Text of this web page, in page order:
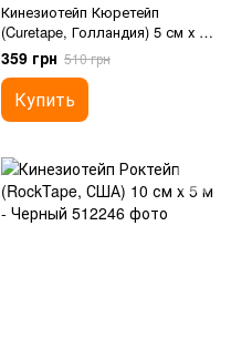
Кинезиотейп Кюретейп
(Curetape, Голландия) 5 см х 5
м - Розовый
359 грн 510 грн
Купить